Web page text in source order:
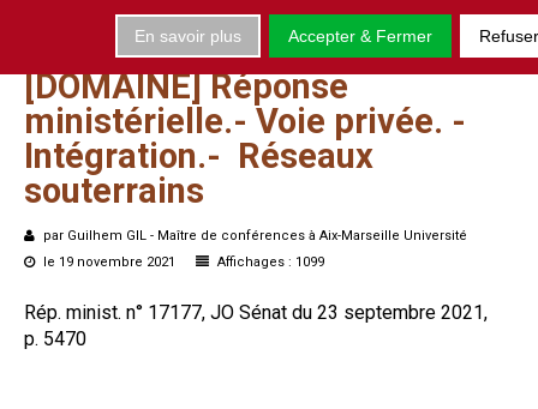
Commentaires d'arrêt
Sommaires
Chroniques
Etudes de texte
Réponses ministérielles
Conclusions et Rapports
Formez-vous !
[DOMAINE] Réponse
ministérielle.- Voie privée. -
Intégration.- Réseaux
souterrains
par Guilhem GIL - Maître de conférences à Aix-Marseille Université
le 19 novembre 2021
Affichages : 1099
Rép. minist. n° 17177, JO Sénat du 23 septembre 2021,
p. 5470
En savoir plus Accepter & Fermer Refuser